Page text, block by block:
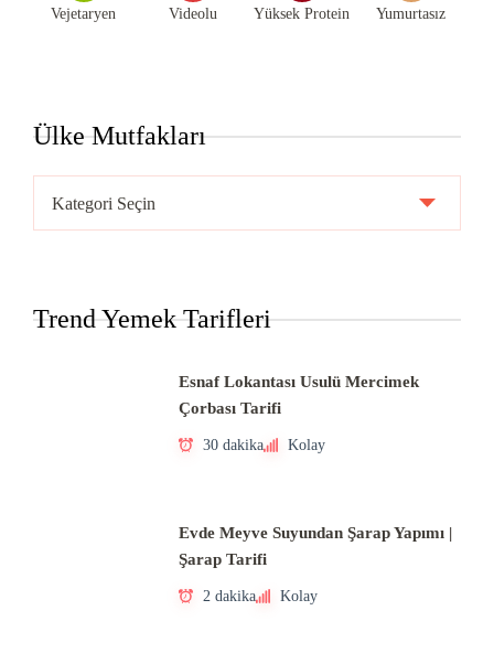
Vejetaryen Videolu Yüksek Protein Yumurtasız
Ülke Mutfakları
Mutfakları
Trend Yemek Tarifleri
Esnaf Lokantası Usulü Mercimek
Çorbası Tarifi
30 dakika Kolay
Evde Meyve Suyundan Şarap Yapımı |
Şarap Tarifi
2 dakika Kolay